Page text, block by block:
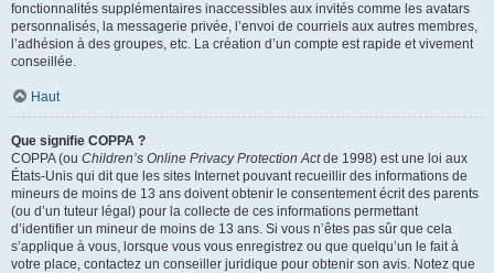
fonctionnalités supplémentaires inaccessibles aux invités comme les avatars
personnalisés, la messagerie privée, l’envoi de courriels aux autres membres,
l’adhésion à des groupes, etc. La création d’un compte est rapide et vivement
conseillée.
Haut
Que signifie COPPA ?
COPPA (ou Children’s Online Privacy Protection Actde 1998) est une loi aux
États-Unis qui dit que les sites Internet pouvant recueillir des informations de
mineurs de moins de 13 ans doivent obtenir le consentement écrit des parents
(ou d’un tuteur légal) pour la collecte de ces informations permettant
d’identifier un mineur de moins de 13 ans. Si vous n’êtes pas sûr que cela
s’applique à vous, lorsque vous vous enregistrez ou que quelqu’un le fait à
votre place, contactez un conseiller juridique pour obtenir son avis. Notez que